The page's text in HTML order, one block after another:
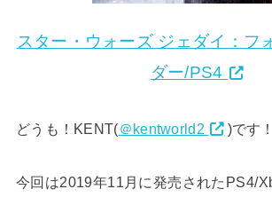
スター・ウォーズ ジェダイ：フ
ダー/PS4
どうも！KENT(＠kentworld2 )です！
今回は2019年11月に発売されたPS4/